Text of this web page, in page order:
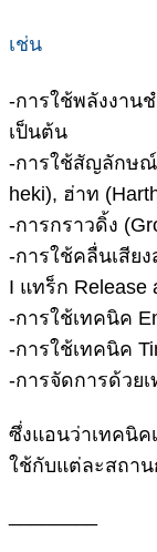
เช่น
-การใช้พลังงาน
เป็นต้น
-การใช้สัญลักษณ์
heki), ฮ่าท
-การกราวดิ้ง
-การใช้คลื่นเสีย
I แทร็ก Release
-การใช้เทคนิค
-การใช้เทคนิค
-การจัดการด้วย
ซึ่งแอนว่าเทคนิ
ใช้กับแต่ละสถา